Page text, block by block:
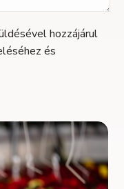
hozzájárul
és